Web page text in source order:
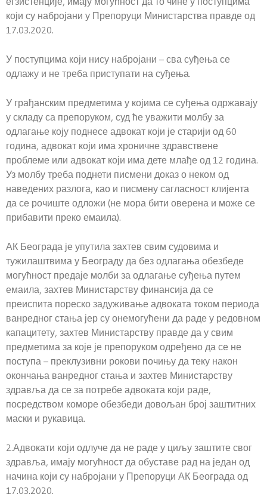
који су набројани у Препоруци Министарства правде од
17.03.2020.
У поступцима који нису набројани – сва суђења се
одлажу и не треба приступати на суђења.
У грађанским предметима у којима се суђења одржавају
у складу са препоруком, суд ће уважити молбу за
одлагање коју поднесе адвокат који је старији од 60
година, адвокат који има хроничне здравствене
проблеме или адвокат који има дете млађе од 12 година.
Уз молбу треба поднети писмени доказ о неком од
наведених разлога, као и писмену сагласност клијента
да се рочиште одложи (не мора бити оверена и може се
прибавити преко емаила).
АК Београда је упутила захтев свим судовима и
тужилаштвима у Београду да без одлагања обезбеде
могућност предаје молби за одлагање суђења путем
емаила, захтев Министарству финансија да се
преиспита пореско задуживање адвоката током периода
ванредног стања јер су онемогућени да раде у редовном
капацитету, захтев Министарству правде да у свим
предметима за које је препоруком одређено да се не
поступа – преклузивни рокови почињу да теку након
окончања ванредног стања и захтев Министарству
здравља да се за потребе адвоката који раде,
посредством коморе обезбеди довољан број заштитних
маски и рукавица.
2.Адвокати који одлуче да не раде у циљу заштите свог
здравља, имају могућност да обуставе рад на један од
начина који су набројани у Препоруци АК Београда од
17.03.2020.